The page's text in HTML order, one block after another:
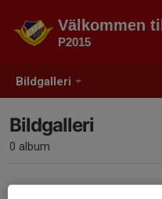
Bildgalleri
Välkommen till
P2015
Bildgalleri
0 album